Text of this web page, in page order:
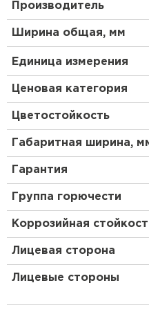
Структура.
(многослойный)
число слоев
также может быть
Производитель
Ширина общая, мм
Единица измерения
Ценовая категория
Цветостойкость
Габаритная ширина,
Гарантия
Группа горючести
Коррозийная
Лицевая сторона
Лицевые стороны